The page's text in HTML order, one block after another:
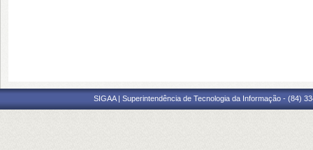
SIGAA | Superintendência de Tecnologia da Informação - (84)